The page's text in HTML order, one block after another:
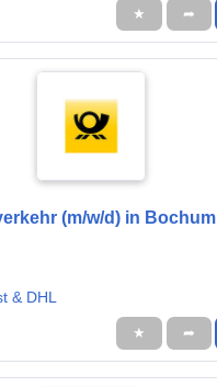
★ ➦
(m/w/d) in Bochum
& DHL
★ ➦